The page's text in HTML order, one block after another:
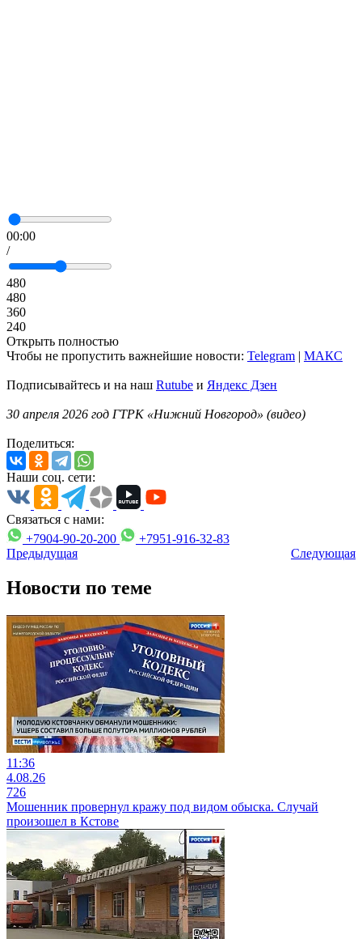
00:00
/
480
480
360
240
Открыть полностью
Чтобы не пропустить важнейшие новости: Telegram | MAКС
Подписывайтесь и на наш Rutube и Яндекс Дзен
30 апреля 2026 год ГТРК «Нижний Новгород» (видео)
Поделиться:
Наши соц. сети:
Связаться с нами:
+7904-90-20-200
+7951-916-32-83
Предыдущая
Следующая
Новости по теме
11:36
4.08.26
726
Мошенник провернул кражу под видом обыска. Случай
произошел в Кстове